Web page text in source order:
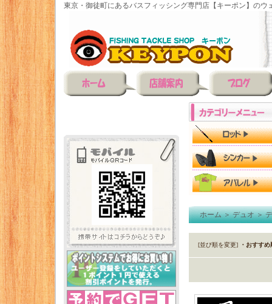
東京・御徒町にあるバスフィッシング専門店【キーポン】のウ
ホーム＞デュオ＞
[並び順を変更] ・おすすめ